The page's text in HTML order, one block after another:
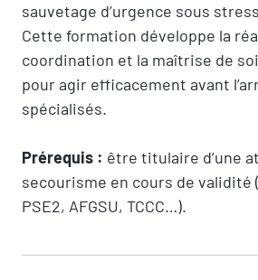
sauvetage d’urgence sous
Cette formation développe la
coordination et la maîtrise de
pour agir efficacement avant
spécialisés.
Prérequis : être titulaire d’une
secourisme en cours de validité
PSE2, AFGSU, TCCC…).